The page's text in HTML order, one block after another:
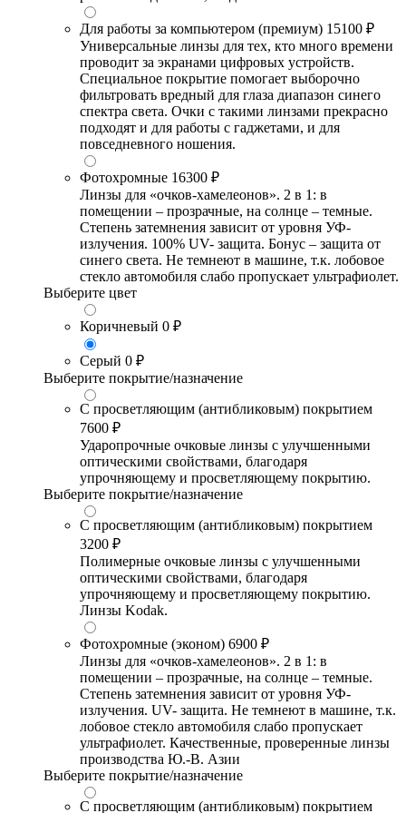
Для работы за компьютером (премиум) 15100 ₽
Универсальные линзы для тех, кто много времени
проводит за экранами цифровых устройств.
Специальное покрытие помогает выборочно
фильтровать вредный для глаза диапазон синего
спектра света. Очки с такими линзами прекрасно
подходят и для работы с гаджетами, и для
повседневного ношения.
Фотохромные 16300 ₽
Линзы для «очков-хамелеонов». 2 в 1: в
помещении – прозрачные, на солнце – темные.
Степень затемнения зависит от уровня УФ-
излучения. 100% UV- защита. Бонус – защита от
синего света. Не темнеют в машине, т.к. лобовое
стекло автомобиля слабо пропускает ультрафиолет.
Выберите цвет
Коричневый 0 ₽
Серый 0 ₽
Выберите покрытие/назначение
С просветляющим (антибликовым) покрытием
7600 ₽
Ударопрочные очковые линзы с улучшенными
оптическими свойствами, благодаря
упрочняющему и просветляющему покрытию.
Выберите покрытие/назначение
С просветляющим (антибликовым) покрытием
3200 ₽
Полимерные очковые линзы с улучшенными
оптическими свойствами, благодаря
упрочняющему и просветляющему покрытию.
Линзы Kodak.
Фотохромные (эконом) 6900 ₽
Линзы для «очков-хамелеонов». 2 в 1: в
помещении – прозрачные, на солнце – темные.
Степень затемнения зависит от уровня УФ-
излучения. UV- защита. Не темнеют в машине, т.к.
лобовое стекло автомобиля слабо пропускает
ультрафиолет. Качественные, проверенные линзы
производства Ю.-В. Азии
Выберите покрытие/назначение
С просветляющим (антибликовым) покрытием